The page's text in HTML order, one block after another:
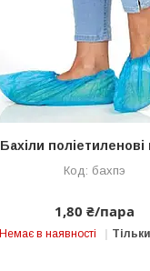
Бахіли поліетиленові
бахпэ
1,80 ₴/пара
Немає в наявності